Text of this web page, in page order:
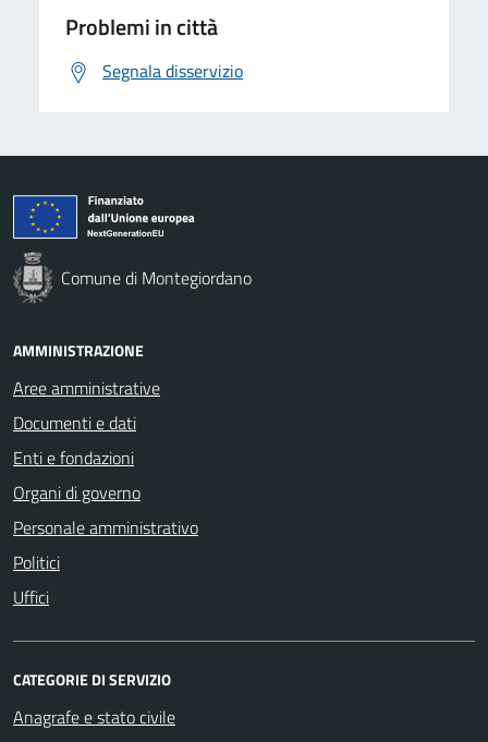
Problemi in città
Segnala disservizio
Comune di Montegiordano
AMMINISTRAZIONE
Aree amministrative
Documenti e dati
Enti e fondazioni
Organi di governo
Personale amministrativo
Politici
Uffici
CATEGORIE DI SERVIZIO
Anagrafe e stato civile